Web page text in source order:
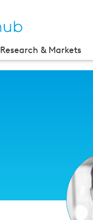
Research & Markets